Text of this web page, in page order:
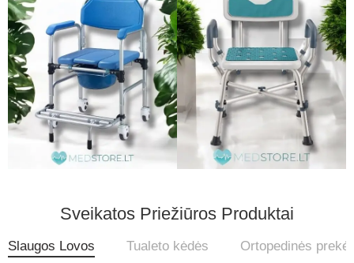
Sveikatos Priežiūros Produktai
Slaugos Lovos Tualeto kėdės Ortopedinės